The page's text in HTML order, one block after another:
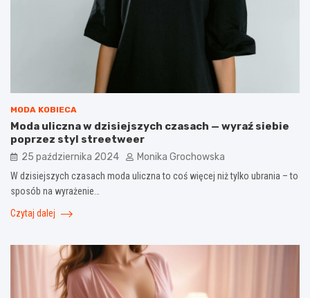
MODA KOBIECA
Moda uliczna w dzisiejszych czasach — wyraź siebie
poprzez styl streetweer
25 października 2024 Monika Grochowska
W dzisiejszych czasach moda uliczna to coś więcej niż tylko ubrania – to
sposób na wyrażenie…
Czytaj dalej